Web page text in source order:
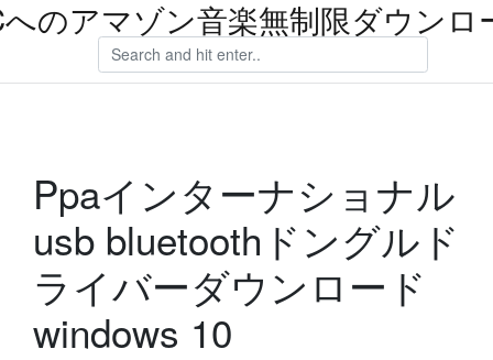
のアマゾン音楽無制限ダウンロ
Ppaインターナショナル
usb bluetoothドングルド
ライバーダウンロード
windows 10